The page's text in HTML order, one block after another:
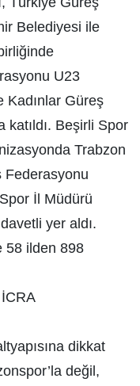
Belediyesi ile
U23
Kadınlar Güreş
katıldı. Beşirli Spor
Trabzon
Federasyonu
İl Müdürü
yer aldı.
58 ilden 898
dikkat
değil,